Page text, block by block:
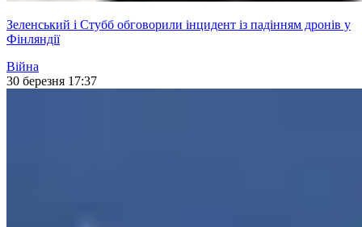
Зеленський і Стубб обговорили інцидент із падінням дронів у
Фінляндії
Війна
30 березня 17:37